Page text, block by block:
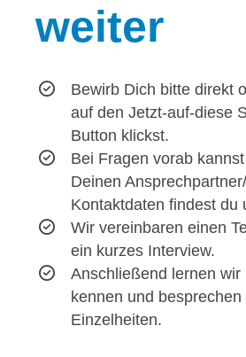
weiter
Bewirb Dich bitte direkt
auf den Jetzt-auf-diese
Button klickst.
Bei Fragen vorab
Deinen
Kontaktdaten findest du
Wir vereinbaren einen
ein kurzes Interview.
Anschließend lernen wir
kennen und besprechen
Einzelheiten.